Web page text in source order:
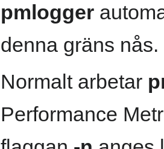
pmlogger
denna gräns nås.
Normalt arbetar
Performance